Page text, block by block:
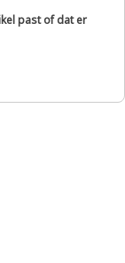
past of dat er